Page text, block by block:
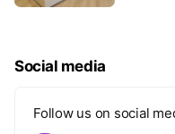
Social media
Follow us on social